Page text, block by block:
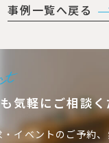
事例一覧へ戻る
気軽にご相談く
イベントのご予約、